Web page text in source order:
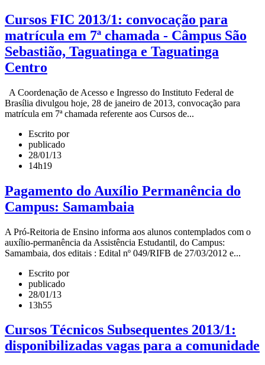
Cursos FIC 2013/1: convocação para
matrícula em 7ª chamada - Câmpus São
Sebastião, Taguatinga e Taguatinga
Centro
A Coordenação de Acesso e Ingresso do Instituto Federal de
Brasília divulgou hoje, 28 de janeiro de 2013, convocação para
matrícula em 7ª chamada referente aos Cursos de...
Escrito por
publicado
28/01/13
14h19
Pagamento do Auxílio Permanência do
Campus: Samambaia
A Pró-Reitoria de Ensino informa aos alunos contemplados com o
auxílio-permanência da Assistência Estudantil, do Campus:
Samambaia, dos editais : Edital nº 049/RIFB de 27/03/2012 e...
Escrito por
publicado
28/01/13
13h55
Cursos Técnicos Subsequentes 2013/1:
disponibilizadas vagas para a comunidade